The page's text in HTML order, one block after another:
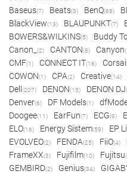
Baseus(7) Beats(3) BenQ(68)
BlackView(13) BLAUPUNKT(7)
BOWERS&WILKINS(5) Buddy
Canon_ (2) CANTON(8) Canyon
CMF(1) CONNECT IT(16)
COWON(1) CPA(2) Creative(14)
Dell (207) DENON(15) DENON DJ
Denver(6) DF Models(1)
Doogee(11) EarFun(7) ECG(9)
ELO(16) Energy Sistem(59) EP
EVOLVEO(2) FENDA(25) FiiO(4)
FrameXX(3) Fujifilm(10) Fujitsu
GEMBIRD(2) Genius(34)